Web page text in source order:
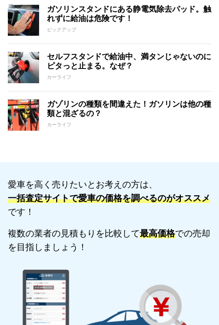
ガソリンスタンドにある静電気除去パッド。触
れずに給油は危険です！
ピックアップ
セルフスタンドで給油中、満タンじゃないのに
ピタっと止まる。なぜ？
カーライフ
ガゾリンの種類を間違えた！ガソリンは他の種
類と混ざるの？
カーライフ
愛車を高く売りたいとお考えの方は、
一括査定サイトで愛車の価格を調べるのがオススメ
です！
複数の業者の見積もりを比較して最高価格での売却
を目指しましょう！